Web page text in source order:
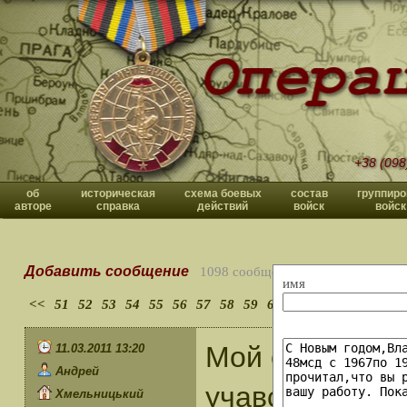
+38
об
авторе
историческая
справка
схема боевых
действий
состав
войск
войск
имя
Добавить сообщение 1098 сообщений
<< 51 52 53 54 55 56 57 58 59 60
11.03.2011 13:20
Андрей
Хмельницький
Мой отец
учавствовал